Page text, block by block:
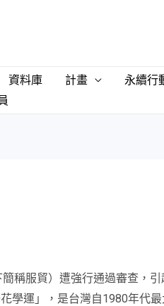
資料庫 計畫 永續行
稱服貿）遭強行通過審查，
學運」，是台灣自1980年代